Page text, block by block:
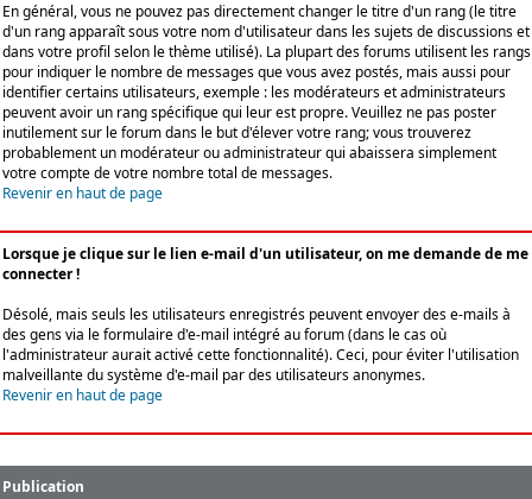
En général, vous ne pouvez pas directement changer le titre d'un rang (le titre
d'un rang apparaît sous votre nom d'utilisateur dans les sujets de discussions et
dans votre profil selon le thème utilisé). La plupart des forums utilisent les rangs
pour indiquer le nombre de messages que vous avez postés, mais aussi pour
identifier certains utilisateurs, exemple : les modérateurs et administrateurs
peuvent avoir un rang spécifique qui leur est propre. Veuillez ne pas poster
inutilement sur le forum dans le but d'élever votre rang; vous trouverez
probablement un modérateur ou administrateur qui abaissera simplement
votre compte de votre nombre total de messages.
Revenir en haut de page
Lorsque je clique sur le lien e-mail d'un utilisateur, on me demande de me
connecter !
Désolé, mais seuls les utilisateurs enregistrés peuvent envoyer des e-mails à
des gens via le formulaire d'e-mail intégré au forum (dans le cas où
l'administrateur aurait activé cette fonctionnalité). Ceci, pour éviter l'utilisation
malveillante du système d'e-mail par des utilisateurs anonymes.
Revenir en haut de page
Publication